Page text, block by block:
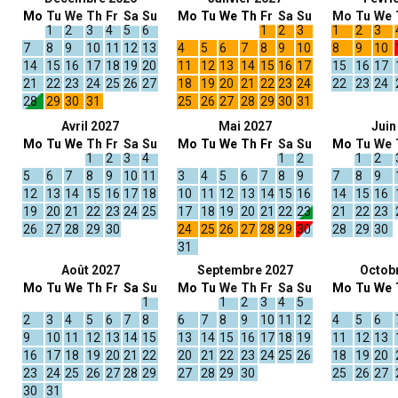
Mo Tu
1
We
2
Th
3
Fr
4
Sa
5
Su
6
7
8 9 10 11 12 13
14
15 16 17 18 19 20
21
22 23 24 25 26 27
28
29 30 31
Mo Tu We Th Fr
1
Sa
2
Su
3
4
5 6 7 8 9
10
11
12 13 14 15 16 17
18
19 20 21 22 23 24
25
26 27 28 29 30 31
Mo
1
Tu
2
We
3
8
9 10
15
16 17
22
23 24
Avril 2027
Mo Tu We Th
1
Fr
2
Sa
3
Su
4
5
6 7 8 9 10 11
12
13 14 15 16 17 18
19
20 21 22 23 24 25
26
27 28 29 30
Mai 2027
Mo Tu We Th Fr Sa
1
Su
2
3
4 5 6 7 8
9
10
11 12 13 14 15 16
17
18 19 20 21 22 23
24
25 26 27 28 29 30
31
Juin
Mo Tu
1
We
2
7
8 9
14
15 16
21
22 23
28
29 30
Août 2027
Mo Tu We Th Fr Sa Su
1
2
3 4 5 6 7
8
9
10 11 12 13 14 15
16
17 18 19 20 21 22
23
24 25 26 27 28 29
30
31
Septembre 2027
Mo Tu We
1
Th
2
Fr
3
Sa
4
Su
5
6
7 8 9 10 11 12
13
14 15 16 17 18 19
20
21 22 23 24 25 26
27
28 29 30
Mo Tu We
4 5 6
11
12 13
18
19 20
25
26 27